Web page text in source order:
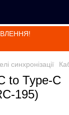
синхронізації
to Type-C
195)